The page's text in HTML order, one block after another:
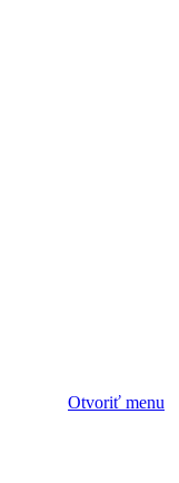
Otvoriť menu